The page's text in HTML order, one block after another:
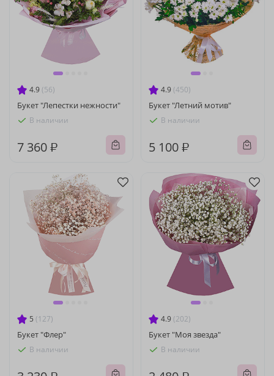
4.9 (56)
Букет "Лепестки нежности"
В наличии
7 360 ₽
4.9 (450)
Букет "Летний мотив"
В наличии
5 100 ₽
5 (127)
Букет "Флер"
В наличии
4.9 (202)
Букет "Моя звезда"
В наличии